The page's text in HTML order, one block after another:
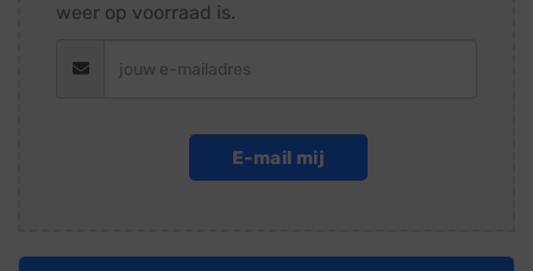
weer op voorraad is.
E-mail mij